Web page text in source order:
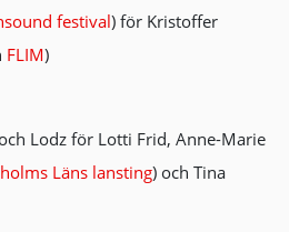
festival) för Kristoffer
FLIM)
Lodz för Lotti Frid, Anne-Marie
Läns lansting) och Tina